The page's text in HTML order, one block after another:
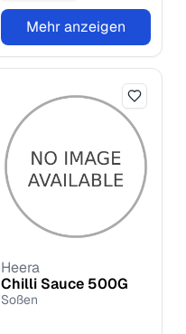
Mehr anzeigen
Heera
Chilli Sauce 500G
Soßen